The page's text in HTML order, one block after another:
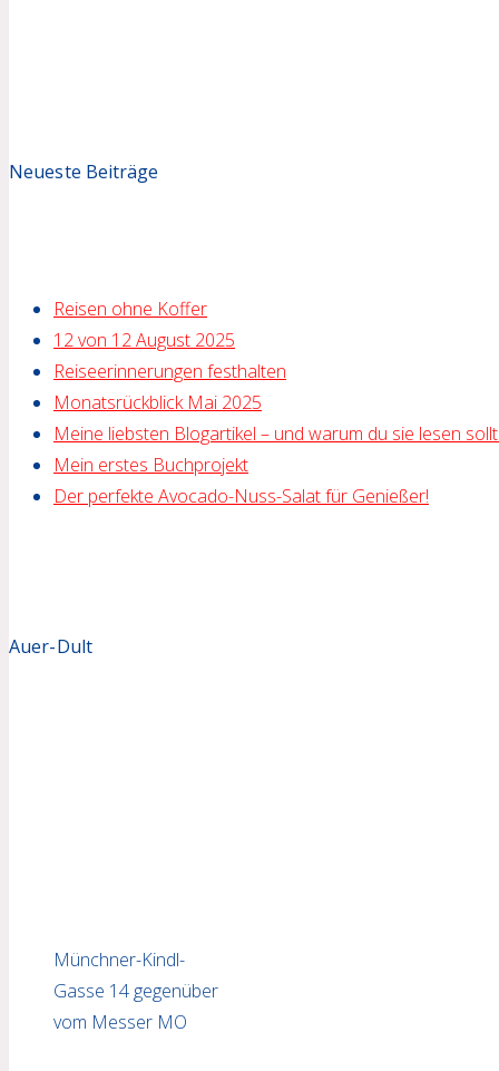
Neueste Beiträge
Reisen ohne Koffer
12 von 12 August 2025
Reiseerinnerungen festhalten
Monatsrückblick Mai 2025
Meine liebsten Blogartikel – und warum du sie lesen
Mein erstes Buchprojekt
Der perfekte Avocado-Nuss-Salat für Genießer!
Auer-Dult
Münchner-Kindl-
Gasse 14 gegenüber
vom Messer MO